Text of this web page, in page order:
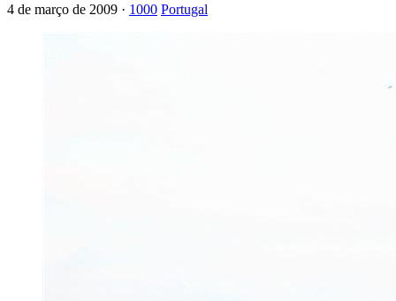
4 de março de 2009 · 1000 Portugal